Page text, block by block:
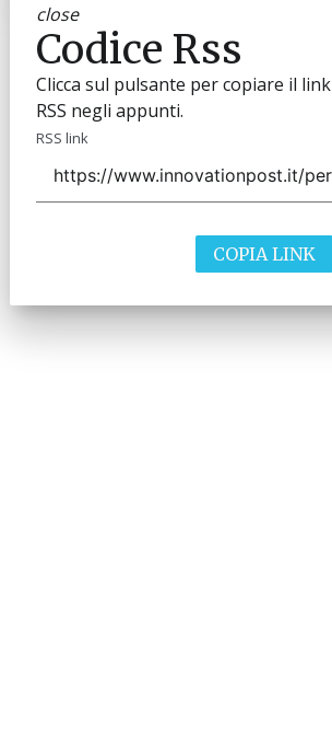
close
Codice Rss
Clicca sul pulsante per copiare il link
RSS negli appunti.
RSS link
COPIA LINK